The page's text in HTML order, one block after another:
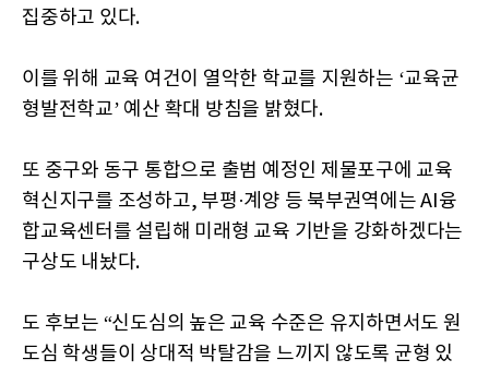
집중하고 있다.
이를 위해 교육 여건이 열악한 학교를 지원하는 ‘교육균
형발전학교’ 예산 확대 방침을 밝혔다.
또 중구와 동구 통합으로 출범 예정인 제물포구에 교육
혁신지구를 조성하고, 부평·계양 등 북부권역에는 AI융
합교육센터를 설립해 미래형 교육 기반을 강화하겠다는
구상도 내놨다.
도 후보는 “신도심의 높은 교육 수준은 유지하면서도 원
도심 학생들이 상대적 박탈감을 느끼지 않도록 균형 있